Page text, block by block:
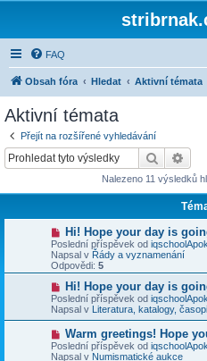
FAQ
Obsah fóra Hledat Aktivní témata
Aktivní témata
Přejít na rozšířené vyhledávání
Hledat
Nalezeno 11 výsledků
N
o
v
ý
p
s
p
v
e
k
Hi! Hope your day is
Poslední příspěvek od
Napsal v Řády a vyznamenání
Odpovědi: 5
N
o
v
ý
p
í
s
Hi! Hope your day is
Poslední příspěvek od
Napsal v Literatura, katalogy,
N
o
v
Warm greetings! Hope
Poslední příspěvek od
Napsal v Numismatické aukce